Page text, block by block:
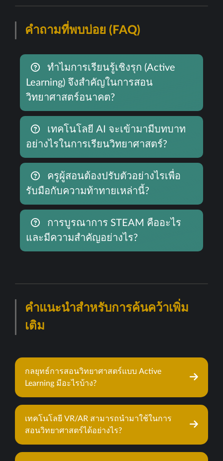
คำถามที่พบบ่อย (FAQ)
ทำไมการเรียนรู้เชิงรุก (Active
Learning) จึงสำคัญในการสอน
วิทยาศาสตร์อนาคต?
เทคโนโลยี AI จะเข้ามามีบทบาท
อย่างไรในการเรียนวิทยาศาสตร์?
ครูผู้สอนต้องปรับตัวอย่างไรเพื่อ
รับมือกับความท้าทายเหล่านี้?
การบูรณาการ STEAM คืออะไร
และมีความสำคัญอย่างไร?
คำแนะนำสำหรับการค้นคว้าเพิ่ม
เติม
กลยุทธ์การสอนวิทยาศาสตร์แบบ Active
Learning มีอะไรบ้าง?
เทคโนโลยี VR/AR สามารถนำมาใช้ในการ
สอนวิทยาศาสตร์ได้อย่างไร?